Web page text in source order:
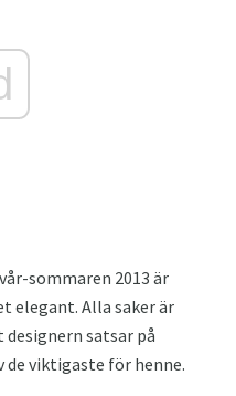
sommaren 2013 är
elegant. Alla saker är
satsar på
viktigaste för henne.